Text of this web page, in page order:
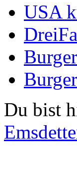
USA
Du bist